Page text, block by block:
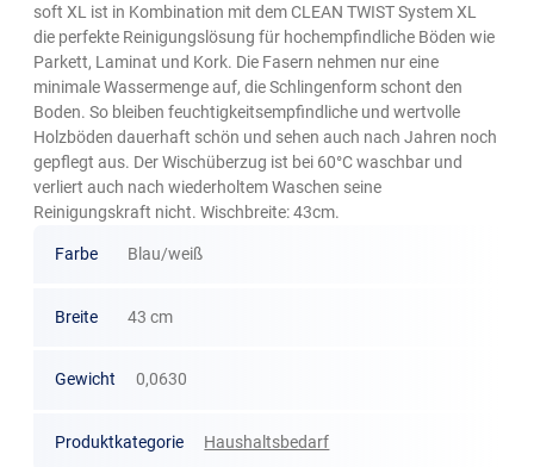
soft XL ist in Kombination mit dem CLEAN TWIST System XL
die perfekte Reinigungslösung für hochempfindliche Böden wie
Parkett, Laminat und Kork. Die Fasern nehmen nur eine
minimale Wassermenge auf, die Schlingenform schont den
Boden. So bleiben feuchtigkeitsempfindliche und wertvolle
Holzböden dauerhaft schön und sehen auch nach Jahren noch
gepflegt aus. Der Wischüberzug ist bei 60°C waschbar und
verliert auch nach wiederholtem Waschen seine
Reinigungskraft nicht. Wischbreite: 43cm.
Farbe Blau/weiß
Breite 43 cm
Gewicht 0,0630
Produktkategorie Haushaltsbedarf